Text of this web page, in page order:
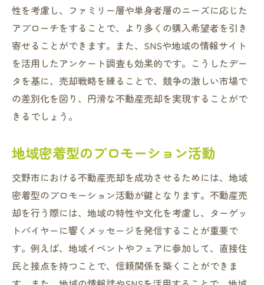
性を考慮し、ファミリー層や単身者層のニーズに応じた
アプローチをすることで、より多くの購入希望者を引き
寄せることができます。また、SNSや地域の情報サイト
を活用したアンケート調査も効果的です。こうしたデー
タを基に、売却戦略を練ることで、競争の激しい市場で
の差別化を図り、円滑な不動産売却を実現することがで
きるでしょう。
地域密着型のプロモーション活動
交野市における不動産売却を成功させるためには、地域
密着型のプロモーション活動が鍵となります。不動産売
却を行う際には、地域の特性や文化を考慮し、ターゲッ
トバイヤーに響くメッセージを発信することが重要で
す。例えば、地域イベントやフェアに参加して、直接住
民と接点を持つことで、信頼関係を築くことができま